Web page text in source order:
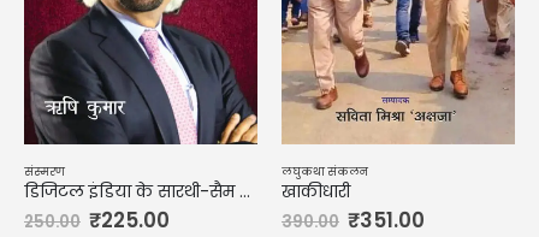
संस्मरण
डिजिटल इंडिया के सारथी-सैम पित्रोदा
250.00 ₹225.00
लघुकथा संकलन
खाकीधारी
390.00 ₹351.00